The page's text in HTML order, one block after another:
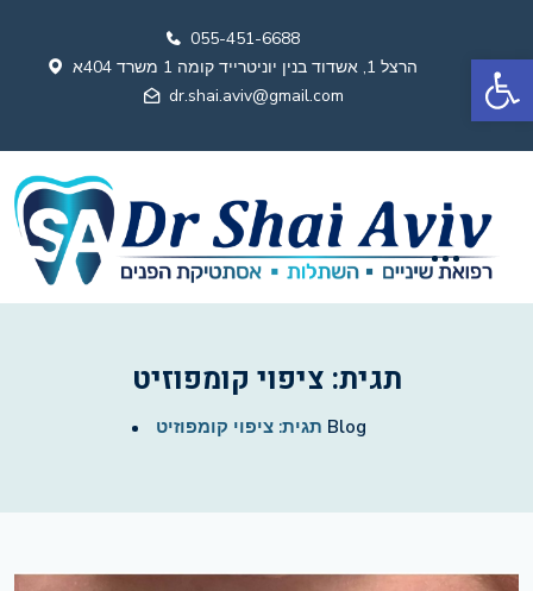
055-451-6688
הרצל 1, אשדוד בנין יוניטרייד קומה 1 משרד 404א
dr.shai.aviv@gmail.com
תגית: ציפוי קומפוזיט
Blog תגית:ציפוי קומפוזיט
פתח סרגל נגישות